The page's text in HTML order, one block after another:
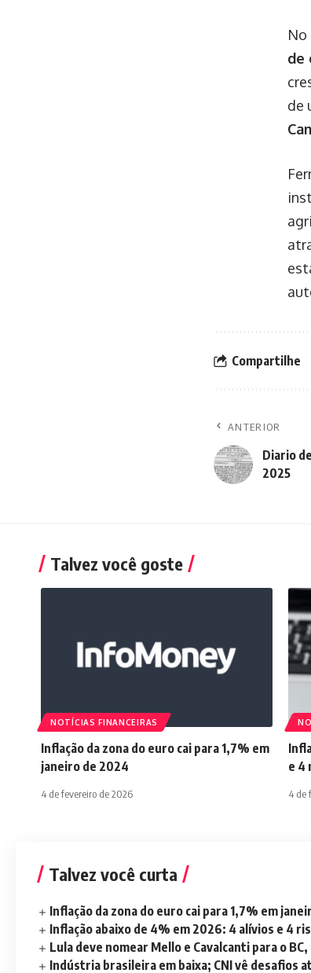
No
de
de
Compartilhe
ANTERIOR
Diario
2025
Talvez você goste
NOTÍCIAS FINANCEIRAS
Inflação da zona do euro cai para 1,7% em
janeiro de 2024
4 de fevereiro de 2026
e 4
4 de
Talvez você curta
Inflação da zona do euro cai para 1,7% em
Inflação abaixo de 4% em 2026: 4 alívios e 4
Lula deve nomear Mello e Cavalcanti para o
Indústria brasileira em baixa; CNI vê desafios